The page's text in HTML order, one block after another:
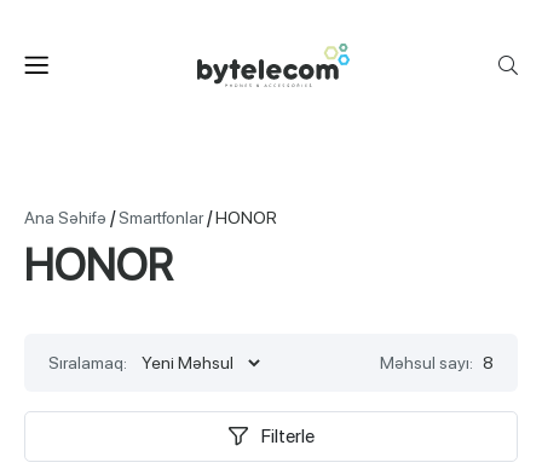
Ana Səhifə /Smartfonlar/HONOR
HONOR
Sıralamaq: Məhsul sayı: 8
Filterle